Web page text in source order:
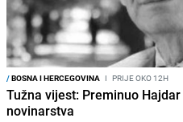
/BOSNA I HERCEGOVINA I PRIJE OKO 12H
Tužna vijest: Preminuo
novinarstva